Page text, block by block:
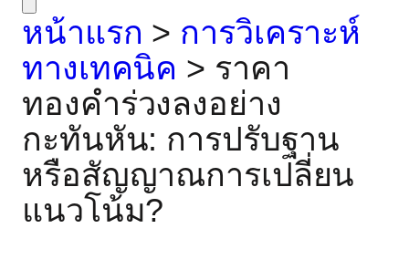
หน้าแรก > การวิเคราะห์
ทางเทคนิค > ราคา
ทองคำร่วงลงอย่าง
กะทันหัน: การปรับฐาน
หรือสัญญาณการเปลี่ยน
แนวโน้ม?